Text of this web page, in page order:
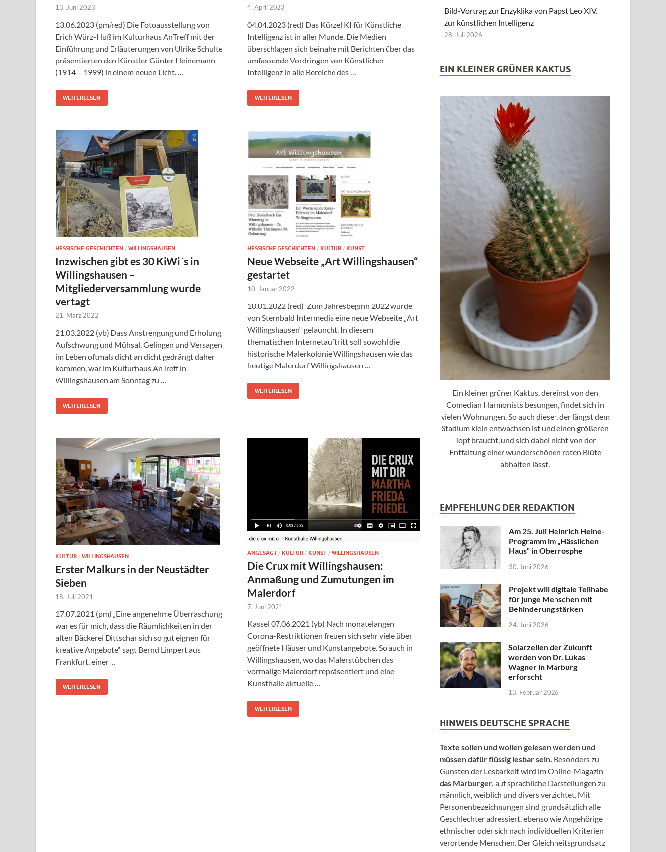
13. Juni 2023
13.06.2023 (pm/red) Die Fotoausstellung von
Erich Würz-Huß im Kulturhaus AnTreff mit der
Einführung und Erläuterungen von Ulrike Schulte
präsentierten den Künstler Günter Heinemann
(1914 – 1999) in einem neuen Licht. …
WEITERLESEN
4. April 2023
04.04.2023 (red) Das Kürzel KI für Künstliche
Intelligenz ist in aller Munde. Die Medien
überschlagen sich beinahe mit Berichten über das
umfassende Vordringen von Künstlicher
Intelligenz in alle Bereiche des …
WEITERLESEN
HESSISCHE GESCHICHTEN / WILLINGSHAUSEN
Inzwischen gibt es 30 KiWi´s in
Willingshausen –
Mitgliederversammlung wurde
vertagt
21. März 2022
21.03.2022 (yb) Dass Anstrengung und Erholung,
Aufschwung und Mühsal, Gelingen und Versagen
im Leben oftmals dicht an dicht gedrängt daher
kommen, war im Kulturhaus AnTreff in
Willingshausen am Sonntag zu …
WEITERLESEN
HESSISCHE GESCHICHTEN / KULTUR / KUNST
Neue Webseite „Art Willingshausen“
gestartet
10. Januar 2022
10.01.2022 (red) Zum Jahresbeginn 2022 wurde
von Sternbald Intermedia eine neue Webseite „Art
Willingshausen“ gelauncht. In diesem
thematischen Internetauftritt soll sowohl die
historische Malerkolonie Willingshausen wie das
heutige Malerdorf Willingshausen …
WEITERLESEN
KULTUR / WILLINGSHAUSEN
Erster Malkurs in der Neustädter
Sieben
18. Juli 2021
17.07.2021 (pm) „Eine angenehme Überraschung
war es für mich, dass die Räumlichkeiten in der
alten Bäckerei Dittschar sich so gut eignen für
kreative Angebote“ sagt Bernd Limpert aus
Frankfurt, einer …
WEITERLESEN
ANGESAGT / KULTUR / KUNST / WILLINGSHAUSEN
Die Crux mit Willingshausen:
Anmaßung und Zumutungen im
Malerdorf
7. Juni 2021
Kassel 07.06.2021 (yb) Nach monatelangen
Corona-Restriktionen freuen sich sehr viele über
geöffnete Häuser und Kunstangebote. So auch in
Willingshausen, wo das Malerstübchen das
vormalige Malerdorf repräsentiert und eine
Kunsthalle aktuelle …
WEITERLESEN
Bild-Vortrag zur Enzyklika von Papst Leo XIV.
zur künstlichen Intelligenz
28. Juli 2026
EIN KLEINER GRÜNER KAKTUS
Ein kleiner grüner Kaktus, dereinst von den
Comedian Harmonists besungen, findet sich in
vielen Wohnungen. So auch dieser, der längst dem
Stadium klein entwachsen ist und einen größeren
Topf braucht, und sich dabei nicht von der
Entfaltung einer wunderschönen roten Blüte
abhalten lässt.
EMPFEHLUNG DER REDAKTION
Am 25. Juli Heinrich Heine-
Programm im „Hässlichen
Haus“ in Oberrosphe
30. Juni 2026
Projekt will digitale Teilhabe
für junge Menschen mit
Behinderung stärken
24. Juni 2026
Solarzellen der Zukunft
werden von Dr. Lukas
Wagner in Marburg
erforscht
13. Februar 2026
HINWEIS DEUTSCHE SPRACHE
Texte sollen und wollen gelesen werden und
müssen dafür flüssig lesbar sein. Besonders zu
Gunsten der Lesbarkeit wird im Online-Magazin
das Marburger. auf sprachliche Darstellungen zu
männlich, weiblich und divers verzichtet. Mit
Personenbezeichnungen sind grundsätzlich alle
Geschlechter adressiert, ebenso wie Angehörige
ethnischer oder sich nach individuellen Kriterien
verortende Menschen. Der Gleichheitsgrundsatz